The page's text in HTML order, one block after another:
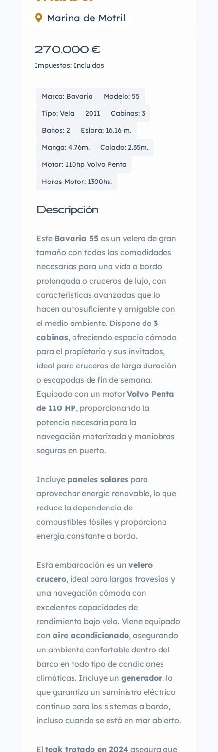
Marina de Motril
270.000 €
Impuestos: Incluidos
Marca: Bavaria
Modelo: 55
Tipo: Vela
2011
Cabinas: 3
Baños: 2
Eslora: 16.16 m.
Manga: 4.76m.
Calado: 2.35m.
Motor: 110hp Volvo Penta
Horas Motor: 1300hs.
Descripción
Este Bavaria 55 es un velero de gran
tamaño con todas las comodidades
necesarias para una vida a bordo
prolongada o cruceros de lujo, con
características avanzadas que lo
hacen autosuficiente y amigable con
el medio ambiente. Dispone de 3
cabinas, ofreciendo espacio cómodo
para el propietario y sus invitados,
ideal para cruceros de larga duración
o escapadas de fin de semana.
Equipado con un motor Volvo Penta
de 110 HP, proporcionando la
potencia necesaria para la
navegación motorizada y maniobras
seguras en puerto.
Incluye paneles solares para
aprovechar energía renovable, lo que
reduce la dependencia de
combustibles fósiles y proporciona
energía constante a bordo.
Esta embarcación es un velero
crucero, ideal para largas travesías y
una navegación cómoda con
excelentes capacidades de
rendimiento bajo vela. Viene equipado
con aire acondicionado, asegurando
un ambiente confortable dentro del
barco en todo tipo de condiciones
climáticas. Incluye un generador, lo
que garantiza un suministro eléctrico
continuo para los sistemas a bordo,
incluso cuando se está en mar abierto.
El teak tratado en 2024 asegura que